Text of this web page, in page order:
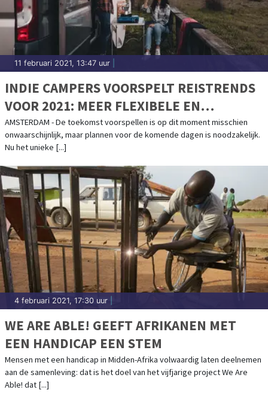
11 februari 2021, 13:47 uur
INDIE CAMPERS VOORSPELT REISTRENDS
VOOR 2021: MEER FLEXIBELE EN
AUTHENTIEKE REISERVARINGEN
ONDERWEG
AMSTERDAM - De toekomst voorspellen is op dit moment misschien
onwaarschijnlijk, maar plannen voor de komende dagen is noodzakelijk.
Nu het unieke [...]
4 februari 2021, 17:30 uur
WE ARE ABLE! GEEFT AFRIKANEN MET
EEN HANDICAP EEN STEM
Mensen met een handicap in Midden-Afrika volwaardig laten deelnemen
aan de samenleving: dat is het doel van het vijfjarige project We Are
Able! dat [...]